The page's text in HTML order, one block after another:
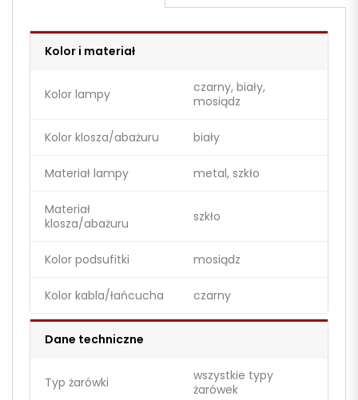
Kolor i materiał
Kolor lampy
czarny, biały,
mosiądz
Kolor klosza/abażuru biały
Materiał lampy metal, szkło
Materiał
klosza/abażuru
szkło
Kolor podsufitki mosiądz
Kolor kabla/łańcucha czarny
Dane techniczne
Typ żarówki
wszystkie typy
żarówek